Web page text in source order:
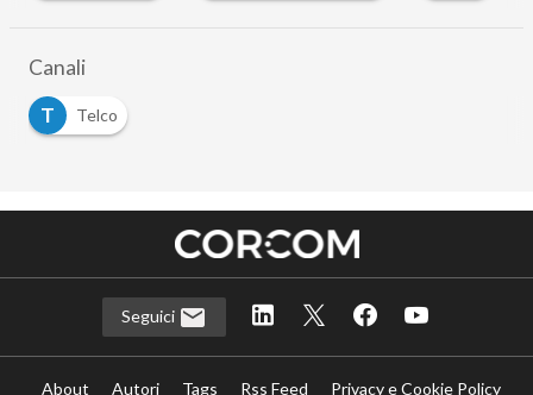
Canali
T
Telco
Seguici
About Autori Tags Rss Feed
Privacy e Cookie Policy